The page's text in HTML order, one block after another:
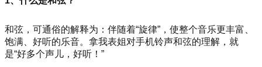
和弦，可通俗的解释为：伴随着“旋律”，使整个音乐更丰富、
饱满、好听的乐音。拿我表姐对手机铃声和弦的理解，就
是“好多个声儿，好听！”